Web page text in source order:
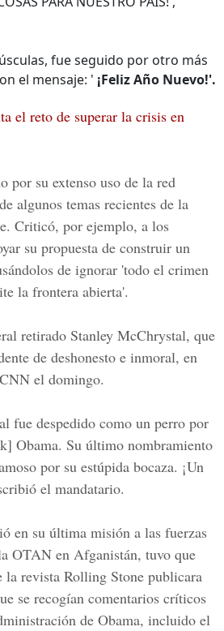
fue seguido por otro más
el mensaje: ' ¡Feliz Año Nuevo!'.
el reto de superar la crisis en
por su extenso uso de la red
algunos temas recientes de la
Criticó, por ejemplo, a los
su propuesta de construir un
de ignorar 'todo el crimen
la frontera abierta'.
retirado Stanley McChrystal, que
de deshonesto e inmoral, en
el domingo.
fue despedido como un perro por
Obama. Su último nombramiento
por su estúpida bocaza. ¡Un
el mandatario.
en su última misión a las fuerzas
OTAN en Afganistán, tuvo que
la revista Rolling Stone publicara
se recogían comentarios críticos
de Obama, incluido el